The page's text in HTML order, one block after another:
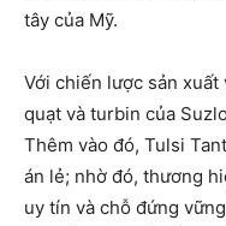
tây của Mỹ.
Với chiến lược sản xuất
quạt và turbin của
Thêm vào đó, Tulsi
án lẻ; nhờ đó, thương
uy tín và chỗ đứng